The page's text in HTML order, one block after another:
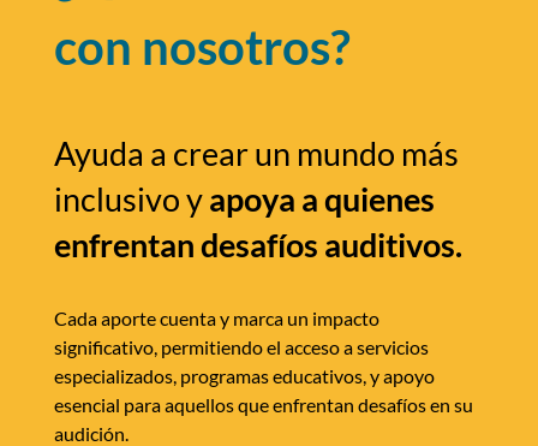
con nosotros?
Ayuda a crear un mundo más
inclusivo yapoya a quienes
enfrentan desafíos auditivos.
Cada aporte cuenta y marca un impacto
significativo, permitiendo el acceso a servicios
especializados, programas educativos, y apoyo
esencial para aquellos que enfrentan desafíos en su
audición.